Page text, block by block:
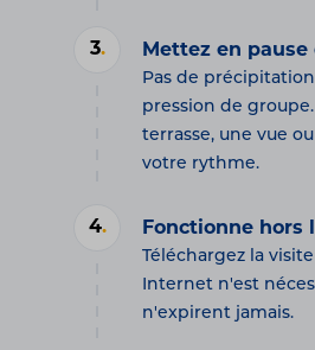
3. Mettez en
Pas de
pression de
terrasse, une vue
votre rythme.
4. Fonctionne hors
Téléchargez la
Internet n'est
n'expirent jamais.